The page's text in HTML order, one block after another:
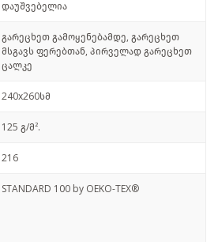
დაუშვებელია
გარეცხეთ გამოყენებამდე, გარეცხეთ
მსგავს ფერებთან, პირველად გარეცხეთ
ცალკე
240x260სმ
125 გ/მ².
216
STANDARD 100 by OEKO-TEX®